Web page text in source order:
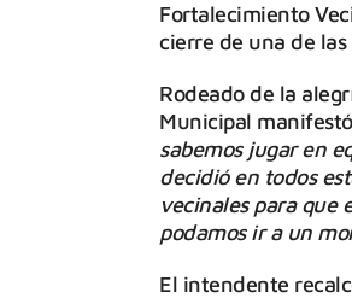
Fortalecimiento
cierre de una de
Rodeado de la
Municipal
sabemos jugar en
decidió en todos
vecinales para que
podamos ir a un
El intendente